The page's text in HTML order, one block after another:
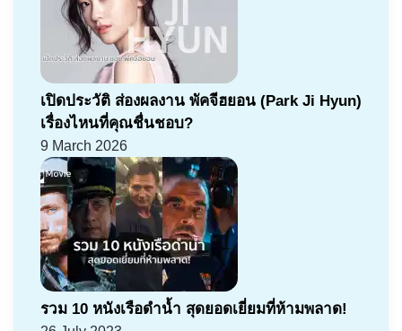
เปิดประวัติ ส่องผลงาน พัคจีฮยอน (Park Ji Hyun)
เรื่องไหนที่คุณชื่นชอบ?
9 March 2026
รวม 10 หนังเรือดำน้ำ สุดยอดเยี่ยมที่ห้ามพลาด!